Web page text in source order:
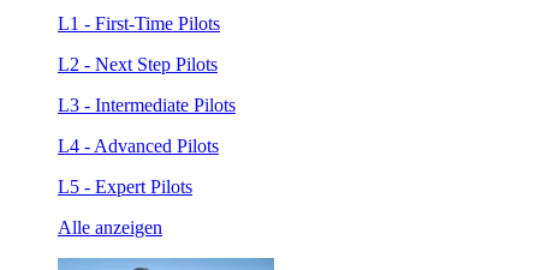
L1 - First-Time Pilots
L2 - Next Step Pilots
L3 - Intermediate Pilots
L4 - Advanced Pilots
L5 - Expert Pilots
Alle anzeigen